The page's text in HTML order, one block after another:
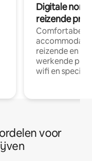
Digitale
reizende
Comfortabele
reizende en
werkende
wifi en
voor